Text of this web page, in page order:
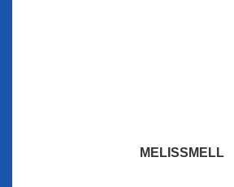
MELISSMELL